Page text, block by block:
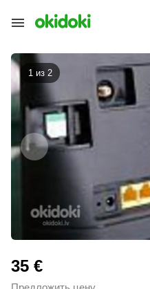
1 из 2
35 €